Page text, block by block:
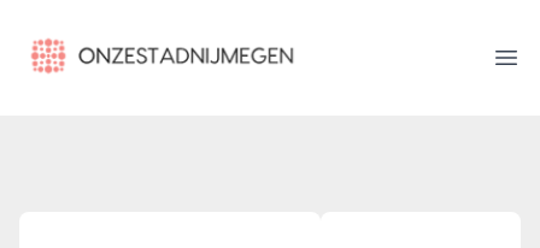
onzestadnijmegen.nl